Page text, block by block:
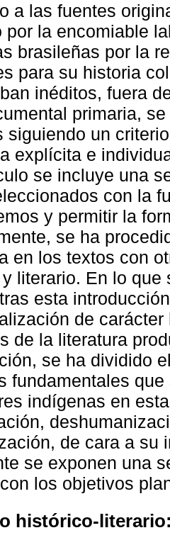
a las fuentes
por la encomiable
brasileñas por la
para su historia
inéditos, fuera
primaria,
siguiendo un
explícita e
se incluye una
con la
y permitir la
se ha
en los textos con
literario. En lo
esta
de
de la literatura
se ha dividido
fundamentales
indígenas en
de cara a su
se exponen una
los objetivos
histórico-